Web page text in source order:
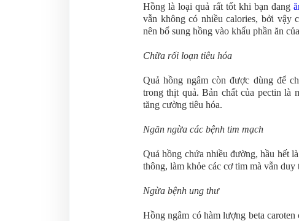
Hồng là loại quả rất tốt khi bạn đang
vẫn không có nhiều calories, bởi vậy
nên bổ sung hồng vào khẩu phần ăn
Chữa rối loạn tiêu hóa
Quả hồng ngâm còn được dùng để
trong thịt quả. Bản chất của pectin là
tăng cường tiêu hóa.
Ngăn ngừa các bệnh tim mạch
Quả hồng chứa nhiều đường, hầu hết
thông, làm khỏe các cơ tim mà vẫn
Ngừa bệnh ung thư
Hồng ngâm có hàm lượng beta